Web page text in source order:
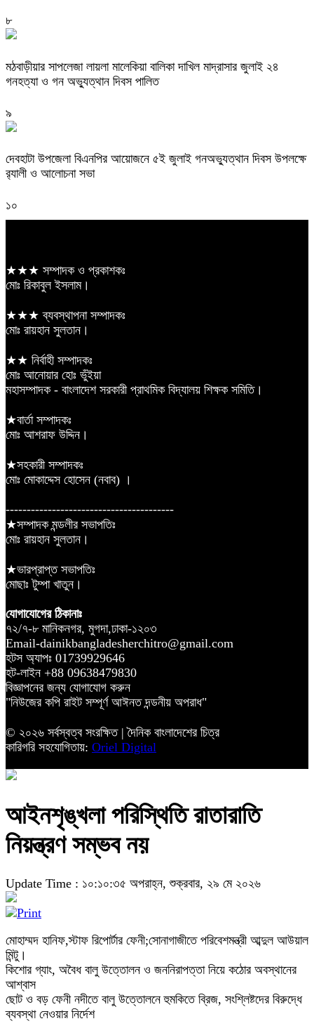
৮
মঠবাড়ীয়ার সাপলেজা লায়লা মালেকিয়া বালিকা দাখিল মাদ্রাসার জুলাই ২৪
গনহত্যা ও গন অভ্যুত্থান দিবস পালিত
৯
দেবহাটা উপজেলা বিএনপির আয়োজনে ৫ই জুলাই গনঅভ্যুত্থান দিবস উপলক্ষে
র‍্যালী ও আলোচনা সভা
১০
★★★ সম্পাদক ও প্রকাশকঃ
মোঃ রিকাবুল ইসলাম।
★★★ ব্যবস্থাপনা সম্পাদকঃ
মোঃ রায়হান সুলতান।
★★ নির্বাহী সম্পাদকঃ
মোঃ আনোয়ার হোঃ ভুঁইয়া
মহাসম্পাদক - বাংলাদেশ সরকারী প্রাথমিক বিদ্যালয় শিক্ষক সমিতি।
★বার্তা সম্পাদকঃ
মোঃ আশরাফ উদ্দিন।
★সহকারী সম্পাদকঃ
মোঃ মোকাদ্দেস হোসেন (নবাব) ।
----------------------------------------
★সম্পাদক মন্ডলীর সভাপতিঃ
মোঃ রায়হান সুলতান।
★ভারপ্রাপ্ত সভাপতিঃ
মোছাঃ টুম্পা খাতুন।
যোগাযোগের ঠিকানাঃ
৭২/৭-৮ মানিকনগর, মুগদা,ঢাকা-১২০৩
Email-dainikbangladesherchitro@gmail.com
হটস অ্যাপঃ 01739929646
হট-লাইন +88 09638479830
বিজ্ঞাপনের জন্য যোগাযোগ করুন
"নিউজের কপি রাইট সম্পূর্ণ আঈনত দন্ডনীয় অপরাধ"
© ২০২৬ সর্বস্বত্ব সংরক্ষিত | দৈনিক বাংলাদেশের চিত্র
কারিগরি সহযোগিতায়: Oriel Digital
আইনশৃঙ্খলা পরিস্থিতি রাতারাতি
নিয়ন্ত্রণ সম্ভব নয়
Update Time : ১০:১০:৩৫ অপরাহ্ন, শুক্রবার, ২৯ মে ২০২৬
মোহাম্মদ হানিফ,স্টাফ রিপোর্টার ফেনী;সোনাগাজীতে পরিবেশমন্ত্রী আব্দুল আউয়াল
মিন্টু।
কিশোর গ্যাং, অবৈধ বালু উত্তোলন ও জননিরাপত্তা নিয়ে কঠোর অবস্থানের
আশ্বাস
ছোট ও বড় ফেনী নদীতে বালু উত্তোলনে হুমকিতে ব্রিজ, সংশ্লিষ্টদের বিরুদ্ধে
ব্যবস্থা নেওয়ার নির্দেশ